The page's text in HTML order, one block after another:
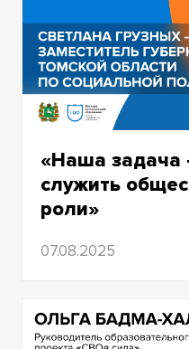
«Наша задача
служить
роли»
Светлана
07.08.2025